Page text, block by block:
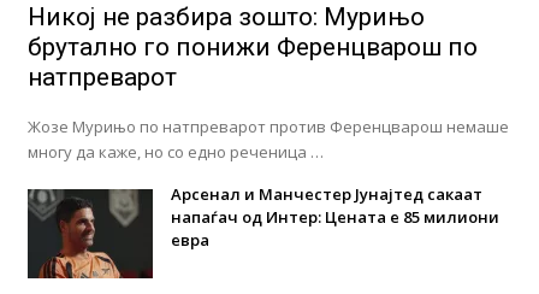
Никој не разбира зошто: Мурињо
брутално го понижи Ференцварош по
натпреварот
Жозе Мурињо по натпреварот против Ференцварош немаше
многу да каже, но со едно реченица …
Арсенал и Манчестер Јунајтед сакаат
напаѓач од Интер: Цената е 85 милиони
евра